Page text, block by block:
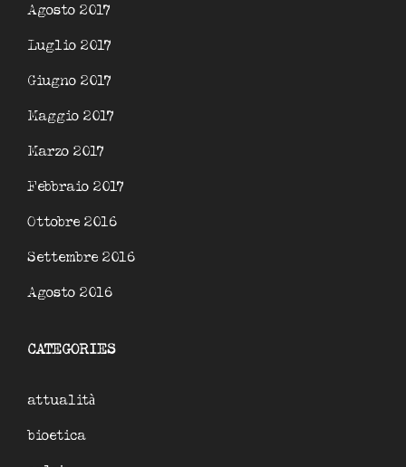
Agosto 2017
Luglio 2017
Giugno 2017
Maggio 2017
Marzo 2017
Febbraio 2017
Ottobre 2016
Settembre 2016
Agosto 2016
CATEGORIES
attualità
bioetica